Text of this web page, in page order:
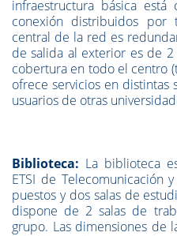
infraestructura básica
conexión distribuidos
central de la red es
de salida al exterior es de
cobertura en todo el centro
ofrece servicios en distintas
usuarios de otras
Biblioteca: La biblioteca
ETSI de
puestos y dos salas de
dispone de 2 salas de
grupo. Las dimensiones de